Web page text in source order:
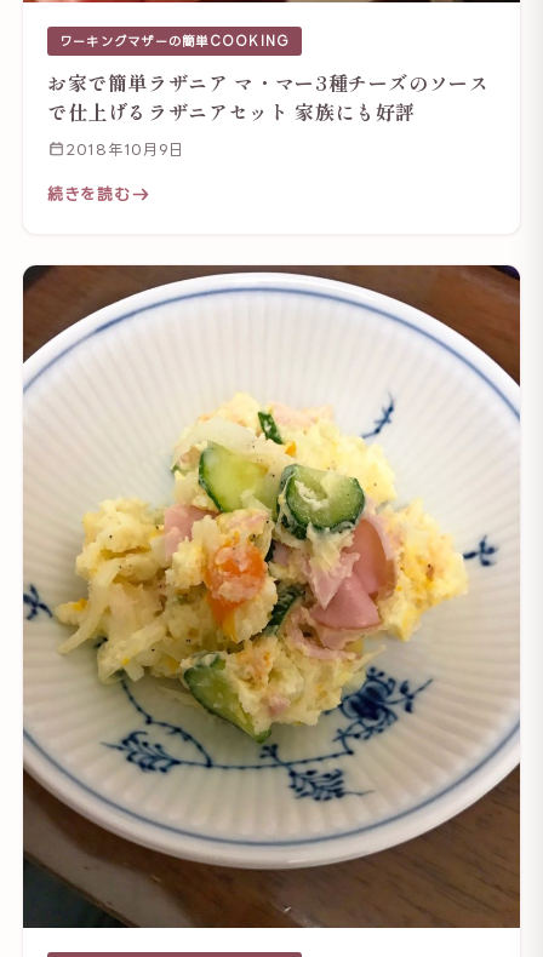
ワーキングマザーの簡単COOKING
お家で簡単ラザニア マ・マー3種チーズのソース
で仕上げるラザニアセット 家族にも好評
2018年10月9日
続きを読む